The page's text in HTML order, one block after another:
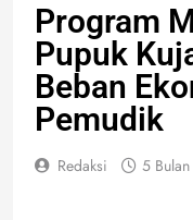
Program
Pupuk
Beban
Pemudik
Redaksi 5